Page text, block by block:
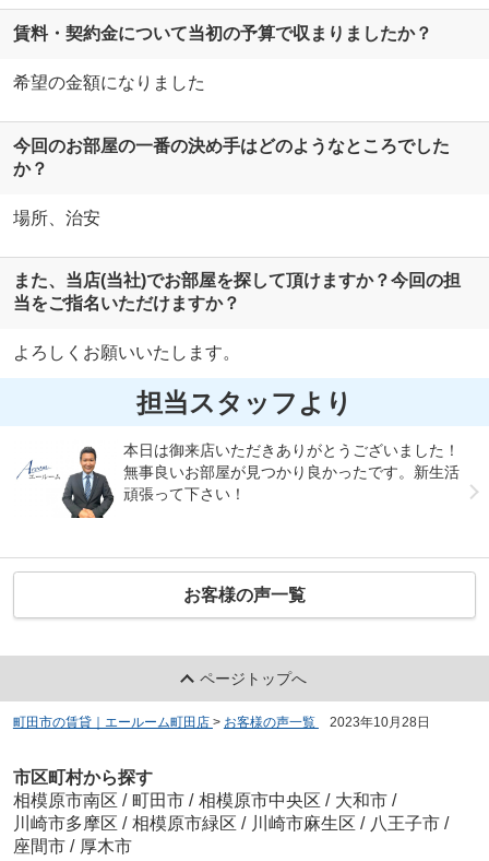
賃料・契約金について当初の予算で収まりましたか？
希望の金額になりました
今回のお部屋の一番の決め手はどのようなところでした
か？
場所、治安
また、当店(当社)でお部屋を探して頂けますか？今回の担
当をご指名いただけますか？
よろしくお願いいたします。
担当スタッフより
本日は御来店いただきありがとうございました！
無事良いお部屋が見つかり良かったです。新生活
頑張って下さい！
お客様の声一覧
ページトップへ
町田市の賃貸｜エールーム町田店 > お客様の声一覧 2023年10月28日
市区町村から探す
相模原市南区 / 町田市 / 相模原市中央区 / 大和市 /
川崎市多摩区 / 相模原市緑区 / 川崎市麻生区 / 八王子市 /
座間市 / 厚木市